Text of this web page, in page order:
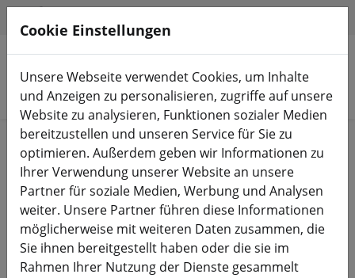
Produkte suchen
Start Bauteile FPV Antennen
Fatshark / ImmersionRC SpiroNet
V2 LHCP Diversity Bundle
Cookie Einstellungen
Unsere Webseite verwendet Cookies, um Inhalte
und Anzeigen zu personalisieren, zugriffe auf unsere
Website zu analysieren, Funktionen sozialer Medien
bereitzustellen und unseren Service für Sie zu
optimieren. Außerdem geben wir Informationen zu
Ihrer Verwendung unserer Website an unsere
Partner für soziale Medien, Werbung und Analysen
weiter. Unsere Partner führen diese Informationen
möglicherweise mit weiteren Daten zusammen, die
Sie ihnen bereitgestellt haben oder die sie im
Rahmen Ihrer Nutzung der Dienste gesammelt